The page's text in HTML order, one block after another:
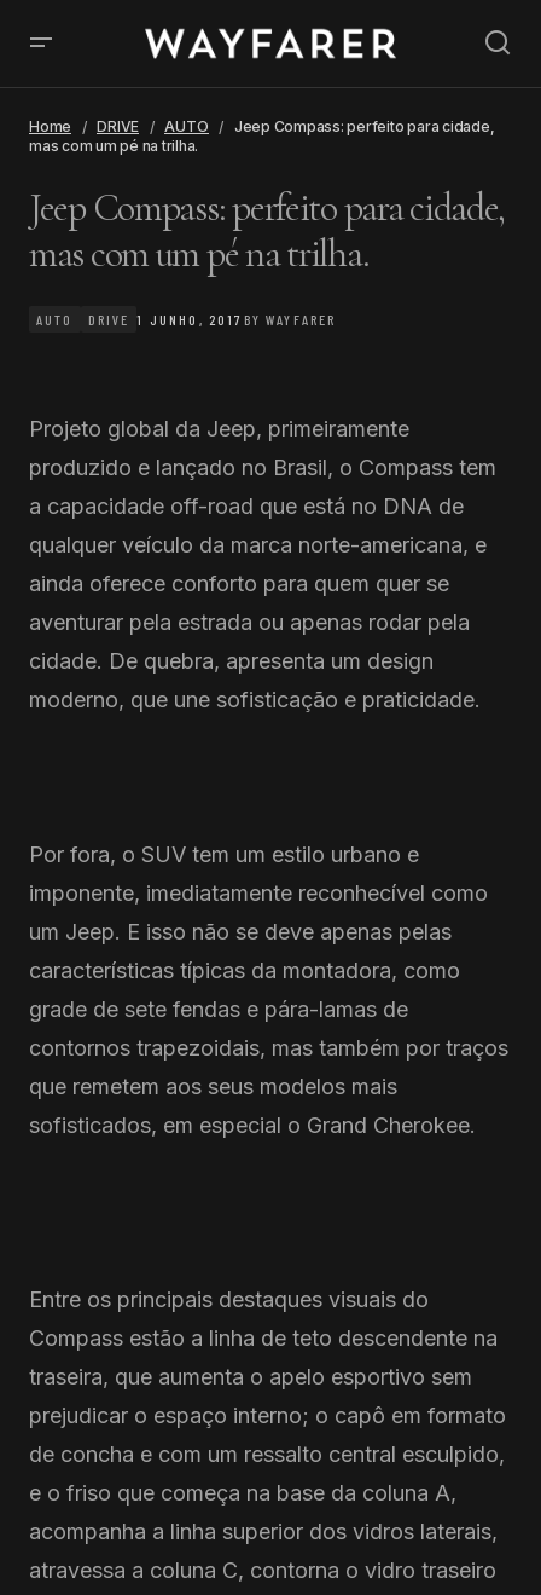
Home DRIVE AUTO
Jeep Compass: perfeito para cidade,
mas com um pé na trilha.
Jeep Compass: perfeito para cidade,
mas com um pé na trilha.
AUTO DRIVE 1 JUNHO, 2017 BY WAYFARER
Projeto global da Jeep, primeiramente
produzido e lançado no Brasil, o Compass tem
a capacidade off-road que está no DNA de
qualquer veículo da marca norte-americana, e
ainda oferece conforto para quem quer se
aventurar pela estrada ou apenas rodar pela
cidade. De quebra, apresenta um design
moderno, que une sofisticação e praticidade.
Por fora, o SUV tem um estilo urbano e
imponente, imediatamente reconhecível como
um Jeep. E isso não se deve apenas pelas
características típicas da montadora, como
grade de sete fendas e pára-lamas de
contornos trapezoidais, mas também por traços
que remetem aos seus modelos mais
sofisticados, em especial o Grand Cherokee.
Entre os principais destaques visuais do
Compass estão a linha de teto descendente na
traseira, que aumenta o apelo esportivo sem
prejudicar o espaço interno; o capô em formato
de concha e com um ressalto central esculpido,
e o friso que começa na base da coluna A,
acompanha a linha superior dos vidros laterais,
atravessa a coluna C, contorna o vidro traseiro